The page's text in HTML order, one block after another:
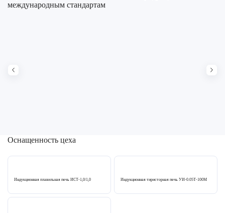
международным стандартам
Оснащенность цеха
Индукционная плавильная печь ИСТ-1,0/1,0 Индукционная тиристорная печь УИ-0.05Т-100М